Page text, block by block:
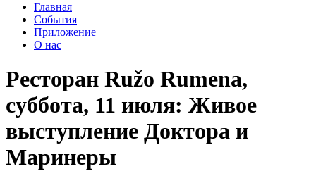
Главная
События
Приложение
О нас
Ресторан Ružo Rumena,
суббота, 11 июля: Живое
выступление Доктора и
Маринеры